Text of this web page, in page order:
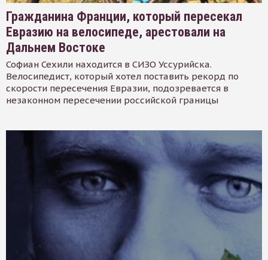
Гражданина Франции, который пересекал
Евразию на велосипеде, арестовали на
Дальнем Востоке
Софиан Сехили находится в СИЗО Уссурийска.
Велосипедист, который хотел поставить рекорд по
скорости пересечения Евразии, подозревается в
незаконном пересечении российской границы